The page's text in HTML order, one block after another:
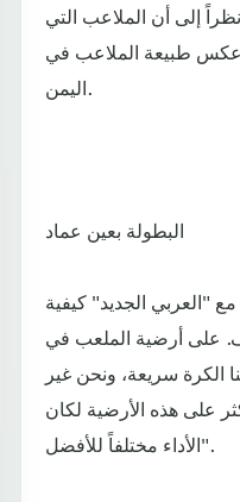
إلى أن الملاعب التي
عكس طبيعة الملاعب في
اليمن.
البطولة بعين عماد
"العربي الجديد" كيفية
على أرضية الملعب في
الكرة سريعة، ونحن غير
على هذه الأرضية لكان
الأداء مختلفاً للأفضل".